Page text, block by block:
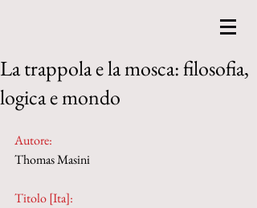
La trappola e la mosca: filosofia,
logica e mondo
Autore:
Thomas Masini
Titolo [Ita]: